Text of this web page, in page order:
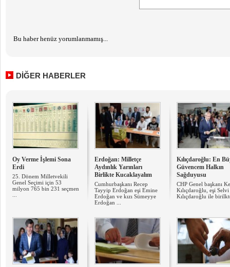
Bu haber henüz yorumlanmamış...
DİĞER HABERLER
Oy Verme İşlemi Sona
Erdi
25. Dönem Milletvekili
Genel Seçimi için 53
milyon 765 bin 231 seçmen
Erdoğan: Milletçe
Aydınlık Yarınları
Birlikte Kucaklayalım
Cumhurbaşkanı Recep
Tayyip Erdoğan eşi Emine
Erdoğan ve kızı Sümeyye
Erdoğan ...
Kılıçdaroğlu: En
Güvencem Halkın
Sağduyusu
CHP Genel başkanı
Kılıçdaroğlu, eşi Selvi
Kılıçdaroğlu ile